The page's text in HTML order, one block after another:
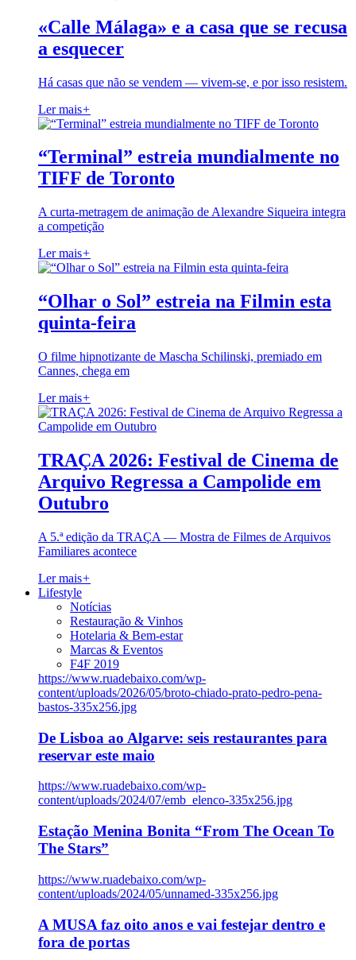
«Calle Málaga» e a casa que se recusa
a esquecer
Há casas que não se vendem — vivem-se, e por isso resistem.
Ler mais+
“Terminal” estreia mundialmente no
TIFF de Toronto
A curta-metragem de animação de Alexandre Siqueira integra
a competição
Ler mais+
“Olhar o Sol” estreia na Filmin esta
quinta-feira
O filme hipnotizante de Mascha Schilinski, premiado em
Cannes, chega em
Ler mais+
TRAÇA 2026: Festival de Cinema de
Arquivo Regressa a Campolide em
Outubro
A 5.ª edição da TRAÇA — Mostra de Filmes de Arquivos
Familiares acontece
Ler mais+
Lifestyle
Notícias
Restauração & Vinhos
Hotelaria & Bem-estar
Marcas & Eventos
F4F 2019
https://www.ruadebaixo.com/wp-
content/uploads/2026/05/broto-chiado-prato-pedro-pena-
bastos-335x256.jpg
De Lisboa ao Algarve: seis restaurantes para
reservar este maio
https://www.ruadebaixo.com/wp-
content/uploads/2024/07/emb_elenco-335x256.jpg
Estação Menina Bonita “From The Ocean To
The Stars”
https://www.ruadebaixo.com/wp-
content/uploads/2024/05/unnamed-335x256.jpg
A MUSA faz oito anos e vai festejar dentro e
fora de portas